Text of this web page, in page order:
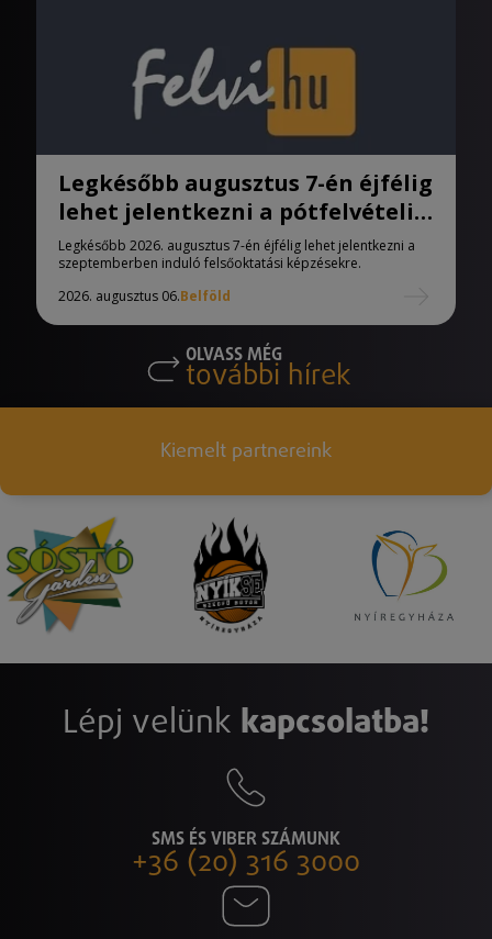
Legkésőbb augusztus 7-én éjfélig
lehet jelentkezni a pótfelvételi
eljárásban
Legkésőbb 2026. augusztus 7-én éjfélig lehet jelentkezni a
szeptemberben induló felsőoktatási képzésekre.
2026. augusztus 06.Belföld
OLVASS MÉG
további hírek
Kiemelt partnereink
Lépj velünk kapcsolatba!
SMS ÉS VIBER SZÁMUNK
+36 (20) 316 3000